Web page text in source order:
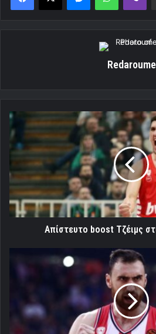
Redaroume
Απίστευτο
boost
Τζέιμς
Λαρεντζάκη!!
Απίστευτο boost Τζέιμς
«Δεν
δικαιωθήκαμε!»